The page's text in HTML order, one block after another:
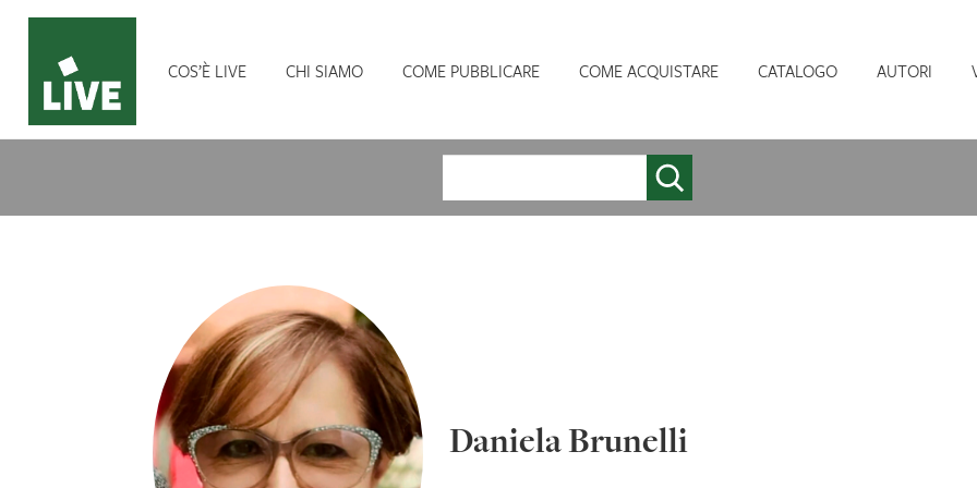
COS’È LIVE CHI SIAMO COME PUBBLICARE COME ACQUISTARE CATALOGO AUTORI
Daniela Brunelli